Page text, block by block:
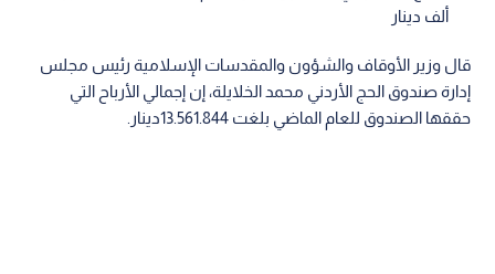
ألف دينار
قال وزير الأوقاف والشؤون والمقدسات الإسلامية رئيس مجلس
إدارة صندوق الحج الأردني محمد الخلايلة، إن إجمالي الأرباح التي
حققها الصندوق للعام الماضي بلغت 13.561.844دينار.